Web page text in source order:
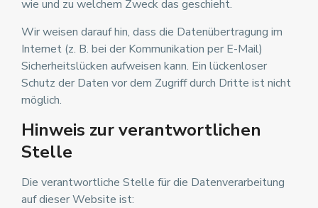
wie und zu welchem Zweck das geschieht.
Wir weisen darauf hin, dass die Datenübertragung im
Internet (z. B. bei der Kommunikation per E-Mail)
Sicherheitslücken aufweisen kann. Ein lückenloser
Schutz der Daten vor dem Zugriff durch Dritte ist nicht
möglich.
Hinweis zur verantwortlichen
Stelle
Die verantwortliche Stelle für die Datenverarbeitung
auf dieser Website ist: